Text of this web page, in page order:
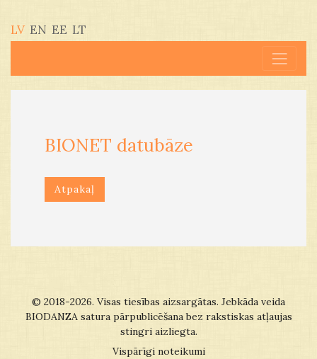
LV EN EE LT
BIONET datubāze
Atpakaļ
© 2018-2026. Visas tiesības aizsargātas. Jebkāda veida
BIODANZA satura pārpublicēšana bez rakstiskas atļaujas
stingri aizliegta.
Vispārīgi noteikumi